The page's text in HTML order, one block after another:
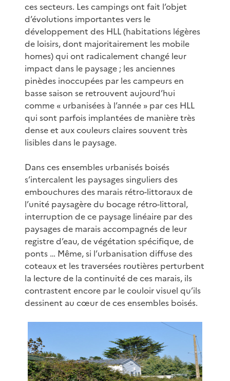
ces secteurs. Les campings ont fait l’objet
d’évolutions importantes vers le
développement des HLL (habitations légères
de loisirs, dont majoritairement les mobile
homes) qui ont radicalement changé leur
impact dans le paysage ; les anciennes
pinèdes inoccupées par les campeurs en
basse saison se retrouvent aujourd’hui
comme « urbanisées à l’année » par ces HLL
qui sont parfois implantées de manière très
dense et aux couleurs claires souvent très
lisibles dans le paysage.
Dans ces ensembles urbanisés boisés
s’intercalent les paysages singuliers des
embouchures des marais rétro-littoraux de
l’unité paysagère du bocage rétro-littoral,
interruption de ce paysage linéaire par des
paysages de marais accompagnés de leur
registre d’eau, de végétation spécifique, de
ponts … Même, si l’urbanisation diffuse des
coteaux et les traversées routières perturbent
la lecture de la continuité de ces marais, ils
contrastent encore par le couloir visuel qu’ils
dessinent au cœur de ces ensembles boisés.